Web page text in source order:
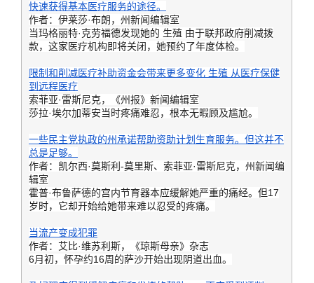
快速获得基本医疗服务的途径。
作者：伊莱莎·布朗，州新闻编辑室
当玛格丽特·克劳福德发现她的 生殖 由于联邦政府削减拨
款，这家医疗机构即将关闭，她预约了年度体检。
限制和削减医疗补助资金会带来更多变化 生殖 从医疗保健
到远程医疗
索菲亚·雷斯尼克，《州报》新闻编辑室
莎拉·埃尔加蒂安当时疼痛难忍，根本无暇顾及尴尬。
一些民主党执政的州承诺帮助资助计划生育服务。但这并不
总是足够。
作者：凯尔西·莫斯利-莫里斯、索菲亚·雷斯尼克，州新闻编
辑室
霍普·布鲁萨德的宫内节育器本应缓解她严重的痛经。但17
岁时，它却开始给她带来难以忍受的疼痛。
当流产变成犯罪
作者：艾比·维苏利斯，《琼斯母亲》杂志
6月初，怀孕约16周的萨沙开始出现阴道出血。